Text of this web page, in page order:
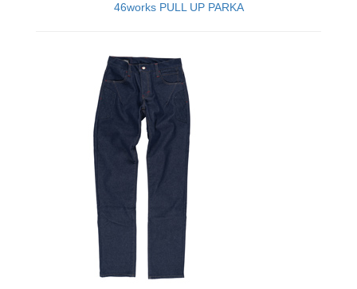
46works PULL UP PARKA